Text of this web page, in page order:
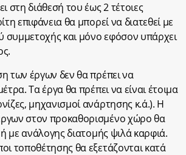
στη διάθεσή του έως 2 τέτοιες
επιφάνεια θα μπορεί να διατεθεί με
και μόνο εφόσον υπάρχει
των έργων δεν θα πρέπει να
Τα έργα θα πρέπει να είναι έτοιμα
μηχανισμοί ανάρτησης κ.ά.). Η
στον προκαθορισμένο χώρο θα
ή με ανάλογης διατομής ψιλά καρφιά.
τοποθέτησης θα εξετάζονται κατά